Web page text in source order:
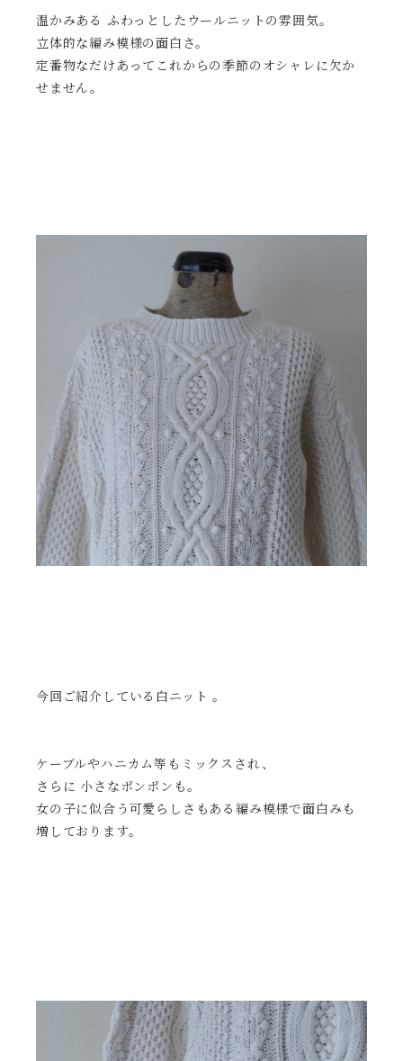
温かみある ふわっとしたウールニットの雰囲気。
立体的な編み模様の面白さ。
定番物なだけあってこれからの季節のオシャレに欠か
せません。
今回ご紹介している 白ニット 。
ケーブルやハニカム等もミックスされ、
さらに 小さなポンポンも。
女の子に似合う可愛らしさもある編み模様で面白みも
増しております。